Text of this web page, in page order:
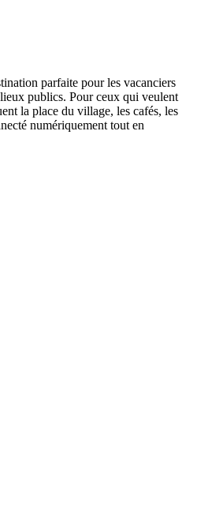
parfaite pour les vacanciers
publics. Pour ceux qui veulent
la place du village, les cafés, les
numériquement tout en